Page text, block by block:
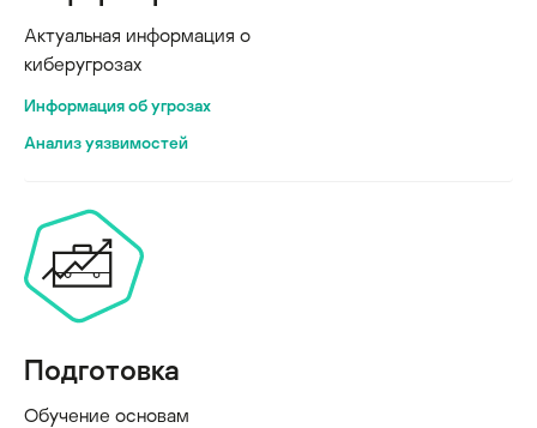
Актуальная информация о
киберугрозах
Информация об угрозах
Анализ уязвимостей
Подготовка
Обучение основам